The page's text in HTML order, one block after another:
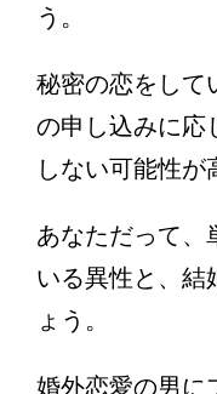
う。
秘密の恋をして
の申し込みに応
しない可能性が
あなただって、
いる異性と、結
ょう。
婚外恋愛の男に